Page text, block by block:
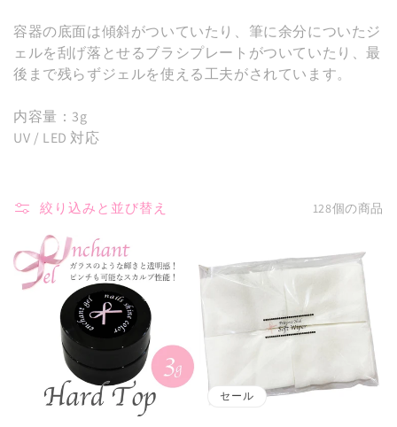
容器の底面は傾斜がついていたり、筆に余分についたジ
ェルを刮げ落とせるブラシプレートがついていたり、最
後まで残らずジェルを使える工夫がされています。
内容量：3g
UV / LED 対応
絞り込みと並び替え 128個の商品
セール